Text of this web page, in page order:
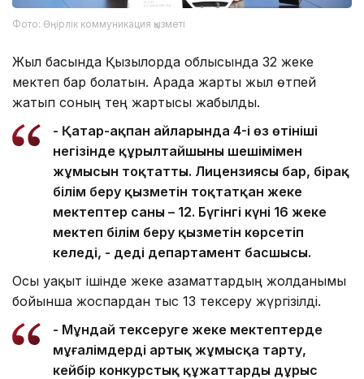
Фото: Өңірлік коммуникация қызметі
Жыл басында Қызылорда облысында 32 жеке
мектеп бар болатын. Арада жарты жыл өтпей
жатып соның тең жартысы жабылды.
- Қаңтар-ақпан айларында 4-і өз өтініші
негізінде құрылтайшының шешімімен
жұмысын тоқтатты. Лицензиясы бар, бірақ
білім беру қызметін тоқтатқан жеке
мектептер саны – 12. Бүгінгі күні 16 жеке
мектеп білім беру қызметін көрсетіп
келеді, - деді департамент басшысы.
Осы уақыт ішінде жеке азаматтардың жолданымы
бойынша жоспардан тыс 13 тексеру жүргізілді.
- Мұндай тексеруге жеке мектептерде
мұғалімдерді артық жұмысқа тарту,
кейбір конкурстық құжаттардың дұрыс